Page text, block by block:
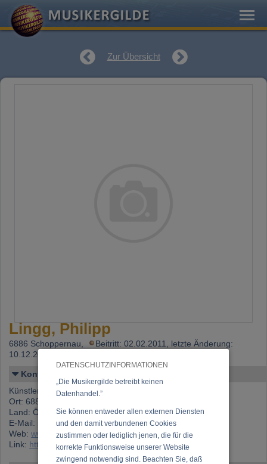
DATENSCHUTZINFORMATIONEN
„Die Musikergilde betreibt keinen
Datenhandel.”
Sie können entweder allen externen Diensten
und den damit verbundenen Cookies
zustimmen oder lediglich jenen, die für die
korrekte Funktionsweise unserer Website
zwingend notwendig sind. Beachten Sie, daß
Zur Übersicht
Lingg, Philipp
6886 Schoppernau,
Beitritt: 02.02.2011, letzte Änderung:
10.12.2024
Kontakt
Künstlername: Lingg, Philipp
Ort: 6886 Schoppernau
Land: Österreich
E-Mail:
philipp.lingg@laut-los.at
Web:www.philipplingg.at
Link: https://www.musikergilde.at/mitglied/3079.htm